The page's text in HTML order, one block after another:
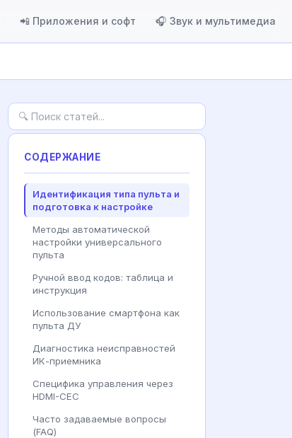
📲 Приложения и софт 🎧 Звук и мультимедиа
СОДЕРЖАНИЕ
Идентификация типа пульта и
подготовка к настройке
Методы автоматической
настройки универсального
пульта
Ручной ввод кодов: таблица и
инструкция
Использование смартфона как
пульта ДУ
Диагностика неисправностей
ИК-приемника
Специфика управления через
HDMI-CEC
Часто задаваемые вопросы
(FAQ)